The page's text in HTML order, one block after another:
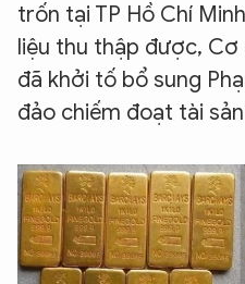
trốn tại TP Hồ Chí
liệu thu thập được, Cơ
đã khởi tố bổ sung
đảo chiếm đoạt tài